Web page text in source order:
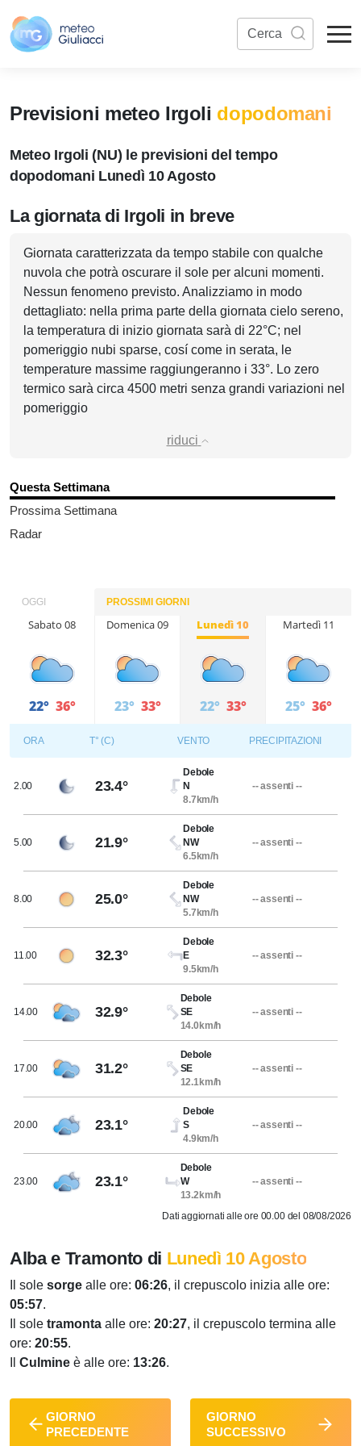
Previsioni meteo Irgoli dopodomani
Meteo Irgoli (NU) le previsioni del tempo
dopodomani Lunedì 10 Agosto
La giornata di Irgoli in breve
Giornata caratterizzata da tempo stabile con qualche
nuvola che potrà oscurare il sole per alcuni momenti.
Nessun fenomeno previsto. Analizziamo in modo
dettagliato: nella prima parte della giornata cielo sereno,
la temperatura di inizio giornata sarà di 22°C; nel
pomeriggio nubi sparse, cosí come in serata, le
temperature massime raggiungeranno i 33°. Lo zero
termico sarà circa 4500 metri senza grandi variazioni nel
pomeriggio
riduci
Questa Settimana
Prossima Settimana
Radar
OGGI PROSSIMI GIORNI
Sabato 08
22° 36°
Domenica 09
23° 33°
Lunedì 10
22° 33°
Martedì 11
25° 36°
ORA T° (C) VENTO PRECIPITAZIONI
2.00 23.4°
Debole
N
8.7km/h
-- assenti --
5.00 21.9°
Debole
NW
6.5km/h
-- assenti --
8.00 25.0°
Debole
NW
5.7km/h
-- assenti --
11.00 32.3°
Debole
E
9.5km/h
-- assenti --
14.00 32.9°
Debole
SE
14.0km/h
-- assenti --
17.00 31.2°
Debole
SE
12.1km/h
-- assenti --
20.00 23.1°
Debole
S
4.9km/h
-- assenti --
23.00 23.1°
Debole
W
13.2km/h
-- assenti --
Dati aggiornati alle ore 00.00 del 08/08/2026
Alba e Tramonto di Lunedì 10 Agosto
Il sole sorge alle ore: 06:26, il crepuscolo inizia alle ore:
05:57.
Il sole tramonta alle ore: 20:27, il crepuscolo termina alle
ore: 20:55.
Culmine è alle ore: 13:26.
GIORNO
PRECEDENTE
GIORNO
SUCCESSIVO